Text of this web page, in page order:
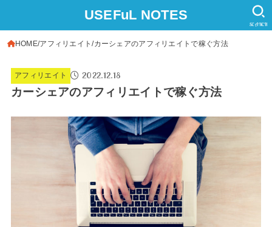
USEFuL NOTES
SEARCH
HOME アフィリエイト カーシェアのアフィリエイトで稼ぐ方法
アフィリエイト 2022.12.18
カーシェアのアフィリエイトで稼ぐ方法